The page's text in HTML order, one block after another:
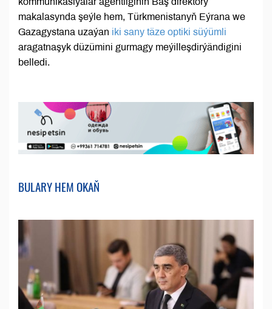
makalasynda şeýle hem, Türkmenistanyň Eýrana we
Gazagystana uzaýan iki sany täze optiki süýümli
aragatnaşyk düzümini gurmagy meýilleşdirýändigini
belledi.
BULARY HEM OKAŇ